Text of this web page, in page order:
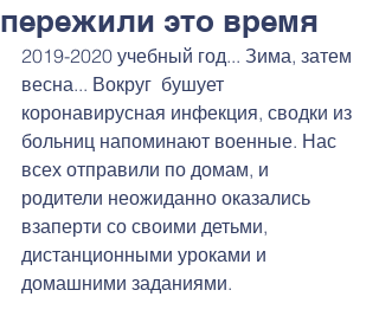
пережили это время
2019-2020 учебный год... Зима, затем
весна... Вокруг  бушует
коронавирусная инфекция, сводки из
больниц напоминают военные. Нас
всех отправили по домам, и
родители неожиданно оказались
взаперти со своими детьми,
дистанционными уроками и
домашними заданиями.